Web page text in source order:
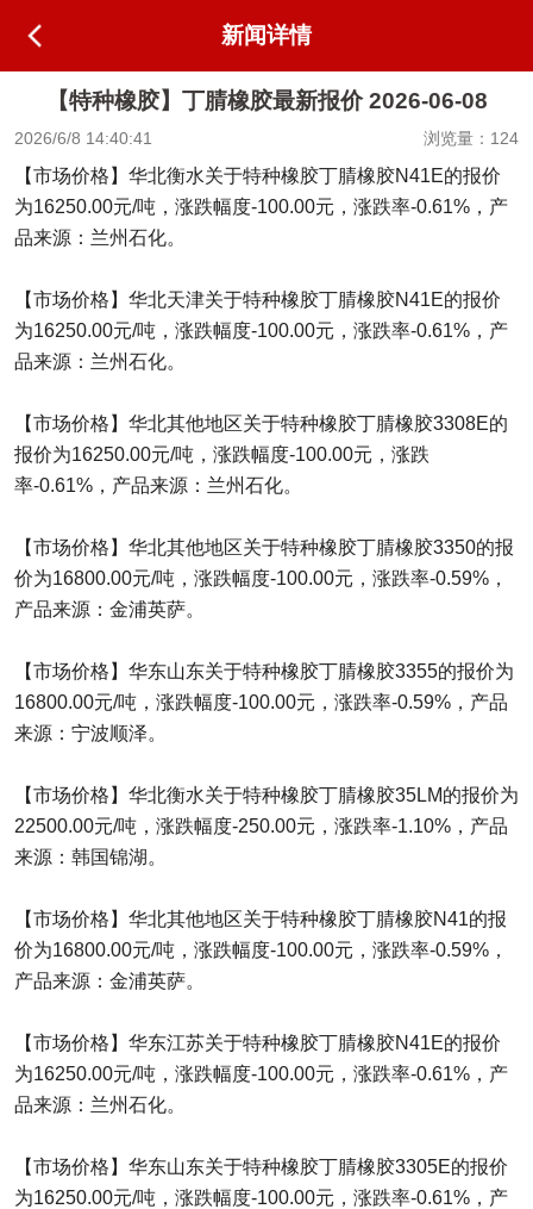
新闻详情
【特种橡胶】丁腈橡胶最新报价 2026-06-08
2026/6/8 14:40:41 浏览量：124
【市场价格】华北衡水关于特种橡胶丁腈橡胶N41E的报价
为16250.00元/吨，涨跌幅度-100.00元，涨跌率-0.61%，产
品来源：兰州石化。
【市场价格】华北天津关于特种橡胶丁腈橡胶N41E的报价
为16250.00元/吨，涨跌幅度-100.00元，涨跌率-0.61%，产
品来源：兰州石化。
【市场价格】华北其他地区关于特种橡胶丁腈橡胶3308E的
报价为16250.00元/吨，涨跌幅度-100.00元，涨跌
率-0.61%，产品来源：兰州石化。
【市场价格】华北其他地区关于特种橡胶丁腈橡胶3350的报
价为16800.00元/吨，涨跌幅度-100.00元，涨跌率-0.59%，
产品来源：金浦英萨。
【市场价格】华东山东关于特种橡胶丁腈橡胶3355的报价为
16800.00元/吨，涨跌幅度-100.00元，涨跌率-0.59%，产品
来源：宁波顺泽。
【市场价格】华北衡水关于特种橡胶丁腈橡胶35LM的报价为
22500.00元/吨，涨跌幅度-250.00元，涨跌率-1.10%，产品
来源：韩国锦湖。
【市场价格】华北其他地区关于特种橡胶丁腈橡胶N41的报
价为16800.00元/吨，涨跌幅度-100.00元，涨跌率-0.59%，
产品来源：金浦英萨。
【市场价格】华东江苏关于特种橡胶丁腈橡胶N41E的报价
为16250.00元/吨，涨跌幅度-100.00元，涨跌率-0.61%，产
品来源：兰州石化。
【市场价格】华东山东关于特种橡胶丁腈橡胶3305E的报价
为16250.00元/吨，涨跌幅度-100.00元，涨跌率-0.61%，产